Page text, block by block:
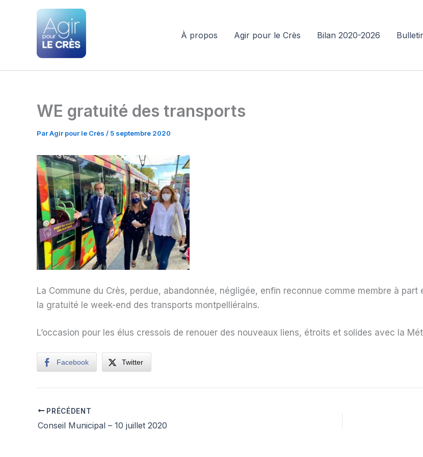
À propos Agir pour le Crès Bilan 2020-2026
WE gratuité des transports
ParAgir pour le Crès / 5 septembre 2020
La Commune du Crès, perdue, abandonnée, négligée, enfin reconnue comme membre à part
la gratuité le week-end des transports montpelliérains.
L’occasion pour les élus cressois de renouer des nouveaux liens, étroits et solides avec la
Facebook Twitter
PRÉCÉDENT
Conseil Municipal – 10 juillet 2020